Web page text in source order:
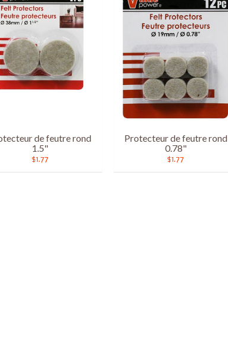
de feutre rond
1.5"
$1.77
Protecteur de feutre rond
0.78"
$1.77